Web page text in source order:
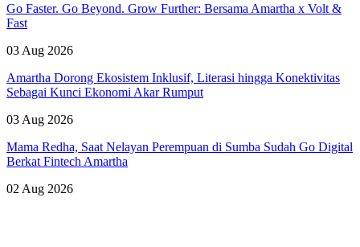
Go Faster. Go Beyond. Grow Further: Bersama Amartha x Volt &
Fast
03 Aug 2026
Amartha Dorong Ekosistem Inklusif, Literasi hingga Konektivitas
Sebagai Kunci Ekonomi Akar Rumput
03 Aug 2026
Mama Redha, Saat Nelayan Perempuan di Sumba Sudah Go Digital
Berkat Fintech Amartha
02 Aug 2026